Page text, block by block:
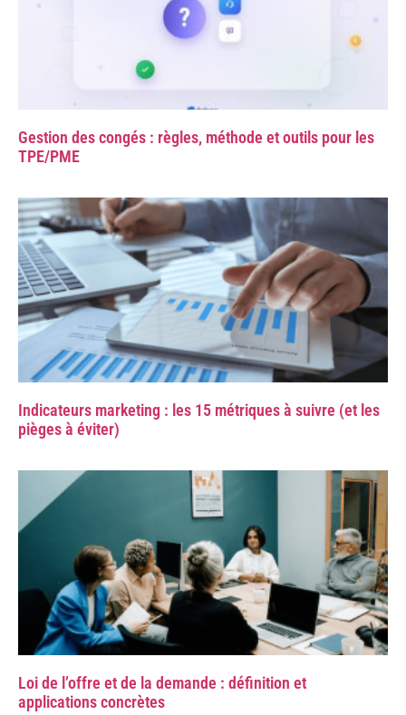
Gestion des congés : règles, méthode et outils pour les
TPE/PME
Indicateurs marketing : les 15 métriques à suivre (et les
pièges à éviter)
Loi de l’offre et de la demande : définition et
applications concrètes